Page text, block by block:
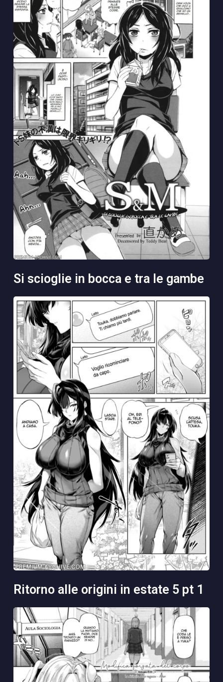
si scioglie in bocca e tra le gambe
ritorno alle origini in estate 5 pt 1